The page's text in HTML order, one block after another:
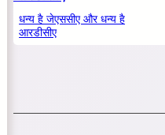
धन्य है जेएससीए और धन्य है
आरडीसीए